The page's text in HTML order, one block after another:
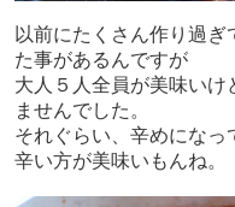
以前にたくさん作り過
た事があるんですが
大人５人全員が美味い
ませんでした。
それぐらい、辛めになっ
辛い方が美味いもんね。